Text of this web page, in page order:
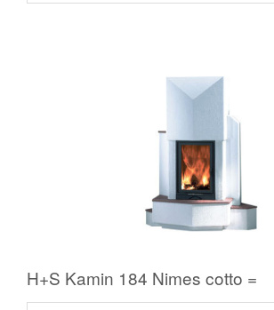
H+S Kamin 184 Nimes cotto =